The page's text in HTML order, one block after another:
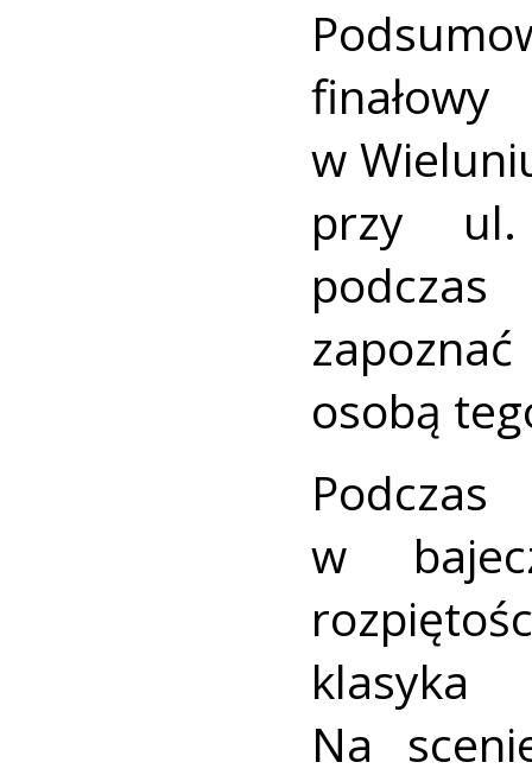
w
przy ul.
osobą
w
klasyka
Na